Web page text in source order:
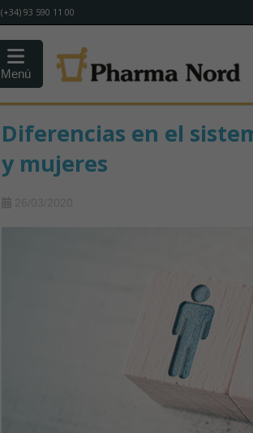
(+34) 93 590 11 00
Menú
Diferencias en el
y mujeres